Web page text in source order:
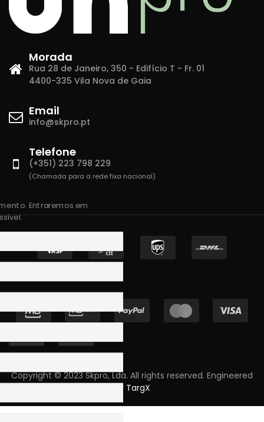
Morada
Rua 28 de Janeiro, 350 - Edifício T - Fr. 01
4400-335 Vila Nova de Gaia
Email
info@skpro.pt
Telefone
(+351) 223 798 229
(Chamada para a rede fixa nacional)
Copyright © 2023 Skpro, Lda. All rights reserved. Engineered
by TargX
Entraremos em